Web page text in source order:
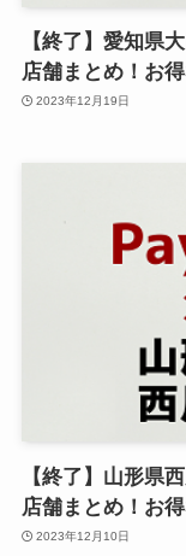
【終了】愛知県
店舗まとめ！お
2023年12月19日
【終了】山形県
店舗まとめ！お
2023年12月10日